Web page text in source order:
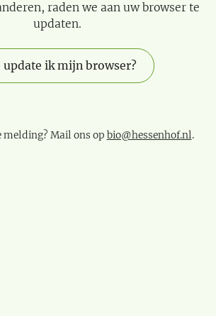
raden we aan uw browser te
updaten.
update ik mijn browser?
melding? Mail ons op bio@hessenhof.nl.